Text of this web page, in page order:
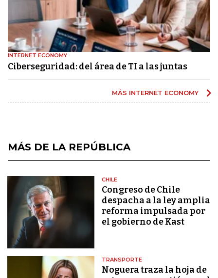
INTERNET ECONOMY
Ciberseguridad: del área de TI a las juntas
MÁS INTERNET ECONOMY
MÁS DE LA REPÚBLICA
CHILE
Congreso de Chile
despacha a la ley amplia
reforma impulsada por
el gobierno de Kast
TRANSPORTE
Noguera traza la hoja de